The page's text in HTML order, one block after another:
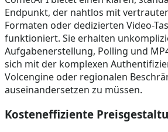
Endpunkt, der nahtlos mit
Formaten oder dedizierten Video-
funktioniert. Sie erhalten
Aufgabenerstellung, Polling und
sich mit der komplexen
Volcengine oder regionalen
auseinandersetzen zu müssen.
Kosteneffiziente